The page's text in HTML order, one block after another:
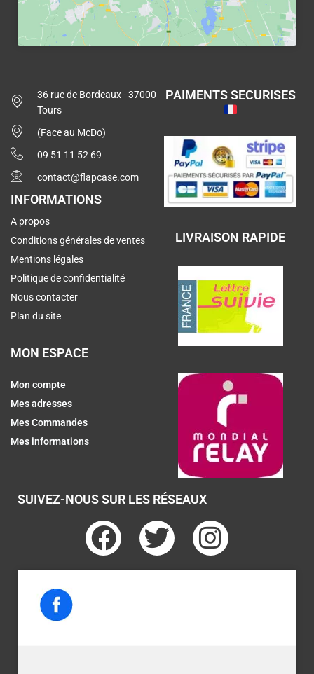
36 rue de Bordeaux - 37000
Tours
(Face au McDo)
09 51 11 52 69
contact@flapcase.com
INFORMATIONS
A propos
Conditions générales de ventes
Mentions légales
Politique de confidentialité
Nous contacter
Plan du site
MON ESPACE
Mon compte
Mes adresses
Mes Commandes
Mes informations
PAIMENTS SECURISES
LIVRAISON RAPIDE
SUIVEZ-NOUS SUR LES RÉSEAUX
F
a
T
w
I
n